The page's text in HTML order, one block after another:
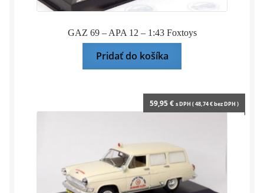
GAZ 69 – APA 12 – 1:43 Foxtoys
Pridať do košíka
59,95€ s DPH (48,74€bez DPH )